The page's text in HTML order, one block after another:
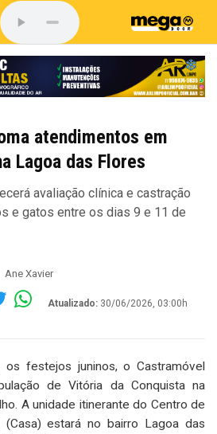
atendimentos em
Lagoa das Flores
avaliação clínica e castração
e gatos entre os dias 9 e 11 de
Ane Xavier
Atualizado: 30/06/2026, 03:00h
festejos juninos, o Castramóvel
de Vitória da Conquista na
A unidade itinerante do Centro de
(Casa) estará no bairro Lagoa das